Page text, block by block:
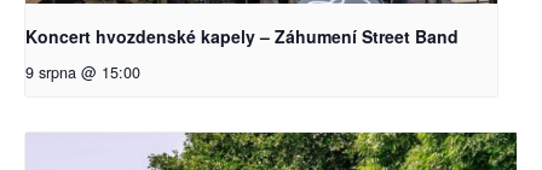
Koncert hvozdenské kapely – Záhumení Street Band
9 srpna @ 15:00